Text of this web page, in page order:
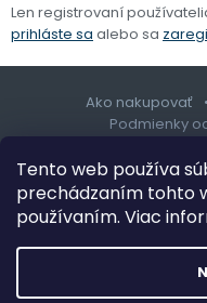
Tento web používa
prechádzaním tohto
používaním. Viac
Len registrovaní
prihláste sa alebo sa
Ako nakupovať
Podmienky
Design šablony